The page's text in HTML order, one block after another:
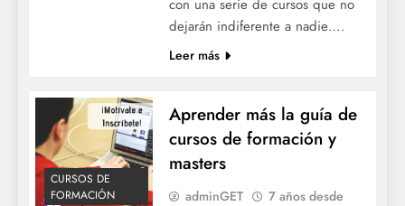
con una serie de cursos que no
dejarán indiferente a nadie….
Leer más
CURSOS DE
FORMACIÓN
Aprender más la guía de
cursos de formación y
masters
adminGET
7 años desde